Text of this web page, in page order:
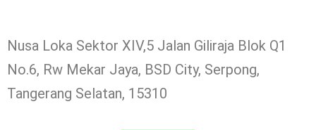
Nusa Loka Sektor XIV,5 Jalan Giliraja Blok Q1
No.6, Rw Mekar Jaya, BSD City, Serpong,
Tangerang Selatan, 15310